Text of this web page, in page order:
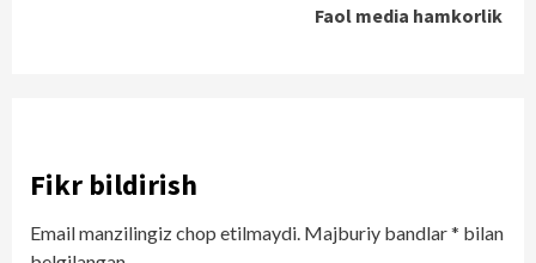
Faol media hamkorlik
Fikr bildirish
Email manzilingiz chop etilmaydi. Majburiy bandlar* bilan